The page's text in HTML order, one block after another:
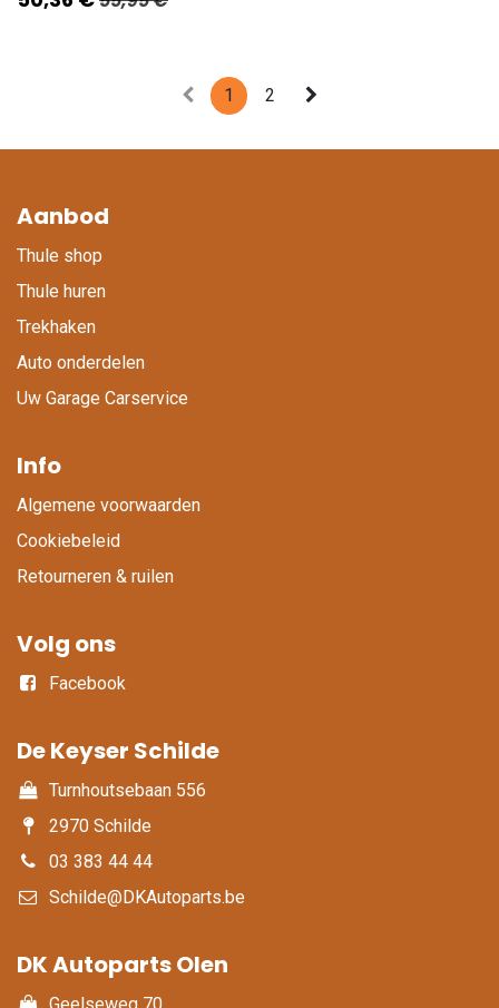
1 2
Aanbod
Thule shop
Thule huren
Trekhaken
Auto onderdelen
Uw Garage Carservice
Info
Algemene voorwaarden
Cookiebeleid
Retourneren & ruilen
Volg ons
Facebook
De Keyser Schilde
Turnhoutsebaan 556
2970 Schilde
03 383 44 44
Schilde@DKAutoparts.be
DK Autoparts Olen​